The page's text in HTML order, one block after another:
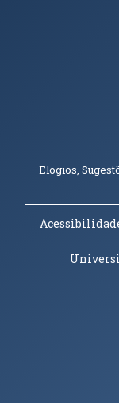
Elogios,